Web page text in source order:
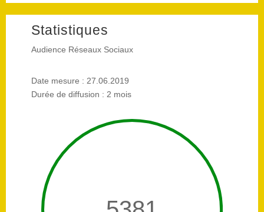
Statistiques
Audience Réseaux Sociaux
Date mesure : 27.06.2019
Durée de diffusion : 2 mois